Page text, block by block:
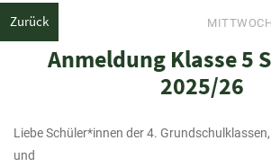
Zurück
Anmeldung Klasse 5
2025/26
Liebe Schüler*innen der 4.
und